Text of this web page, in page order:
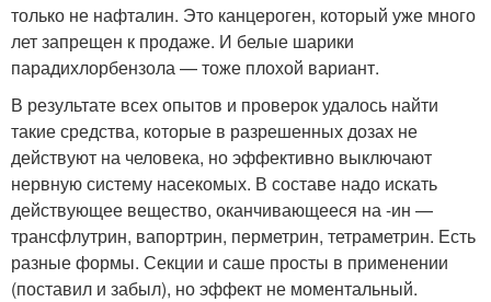
только не нафталин. Это канцероген, который уже много
лет запрещен к продаже. И белые шарики
парадихлорбензола — тоже плохой вариант.
В результате всех опытов и проверок удалось найти
такие средства, которые в разрешенных дозах не
действуют на человека, но эффективно выключают
нервную систему насекомых. В составе надо искать
действующее вещество, оканчивающееся на -ин —
трансфлутрин, вапортрин, перметрин, тетраметрин. Есть
разные формы. Секции и саше просты в применении
(поставил и забыл), но эффект не моментальный.